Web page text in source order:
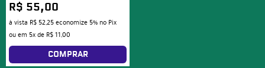
R$ 55,00
à vista R$ 52,25economize 5% no Pix
ou em 5xde R$ 11,00
COMPRAR